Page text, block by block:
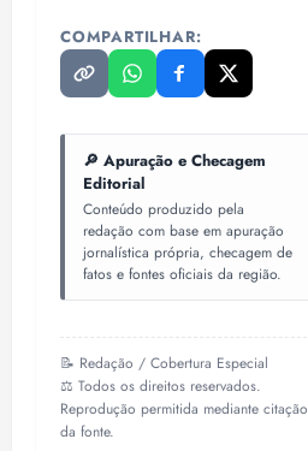
COMPARTILHAR:
🔎 Apuração e Checagem
Editorial
Conteúdo produzido pela
redação com base em apuração
jornalística própria, checagem de
fatos e fontes oficiais da região.
📝 Redação / Cobertura Especial
⚖️ Todos os direitos reservados.
Reprodução permitida mediante citação
da fonte.